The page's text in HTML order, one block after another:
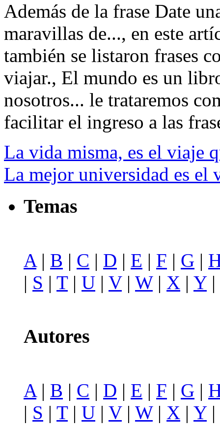
Además de la frase Date
maravillas de..., en este
también se listaron frases
viajar., El mundo es un
nosotros... le trataremos
facilitar el ingreso a las
La vida misma, es el viaje
La mejor universidad es el
Temas
A | B | C | D | E | F | G |
| S | T| U | V| W| X | Y|
Autores
A| B | C | D | E | F | G |
| S | T| U | V| W| X | Y|